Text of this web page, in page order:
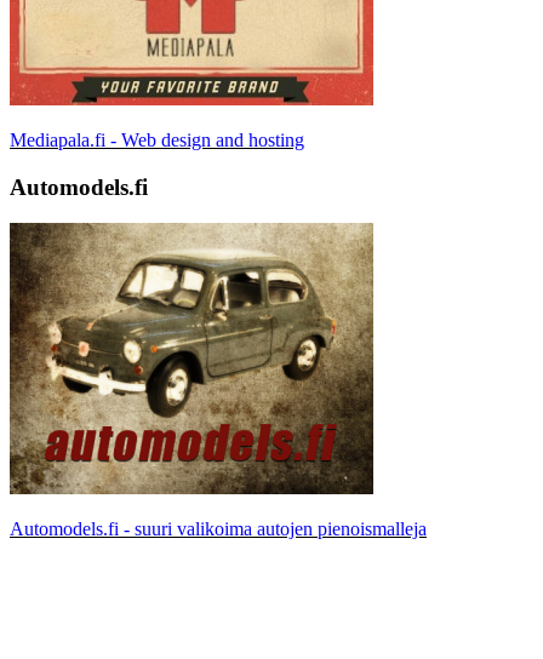
Mediapala.fi - Web design and hosting
Automodels.fi
Automodels.fi - suuri valikoima autojen pienoismalleja